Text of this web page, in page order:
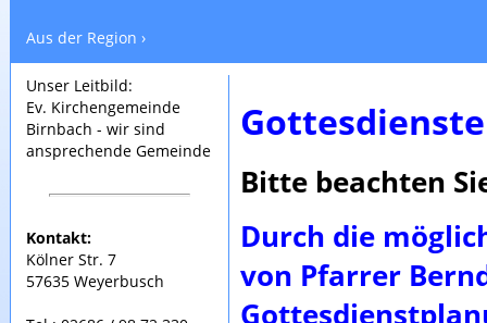
Aus der Region
Unser Leitbild:
Ev. Kirchengemeinde
Birnbach - wir sind
ansprechende Gemeinde
Kontakt:
Kölner Str. 7
57635 Weyerbusch
Gottesdienste
Bitte beachten
Durch die
von Pfarrer